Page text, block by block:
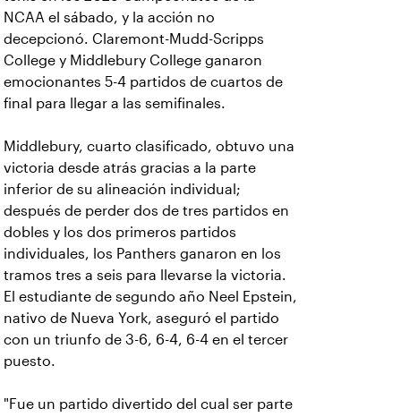
NCAA el sábado, y la acción no
decepcionó. Claremont-Mudd-Scripps
College y Middlebury College ganaron
emocionantes 5-4 partidos de cuartos de
final para llegar a las semifinales.
Middlebury, cuarto clasificado, obtuvo una
victoria desde atrás gracias a la parte
inferior de su alineación individual;
después de perder dos de tres partidos en
dobles y los dos primeros partidos
individuales, los Panthers ganaron en los
tramos tres a seis para llevarse la victoria.
El estudiante de segundo año Neel Epstein,
nativo de Nueva York, aseguró el partido
con un triunfo de 3-6, 6-4, 6-4 en el tercer
puesto.
"Fue un partido divertido del cual ser parte